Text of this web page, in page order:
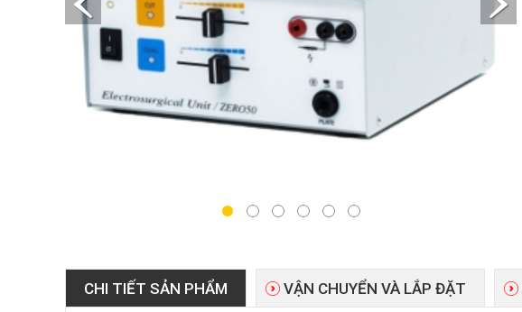
CHI TIẾT SẢN PHẨM VẬN CHUYỂN VÀ LẮP ĐẶT